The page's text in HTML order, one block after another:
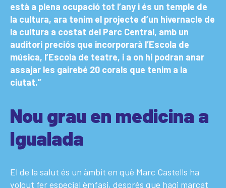
està a plena ocupació tot l’any i és un temple de
la cultura, ara tenim el projecte d’un hivernacle de
la cultura a costat del Parc Central, amb un
auditori preciós que incorporarà l’Escola de
música, l’Escola de teatre, i a on hi podran anar
assajar les gairebé 20 corals que tenim a la
ciutat.”
Nou grau en medicina a
Igualada
El de la salut és un àmbit en què Marc Castells ha
volgut fer especial èmfasi, després que hagi marcat